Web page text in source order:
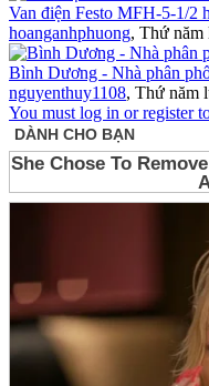
Van điện Festo MFH-5-1/2
hoanganhphuong, Thứ năm
Bình Dương - Nhà phân
nguyenthuy1108, Thứ năm
You must log in or register